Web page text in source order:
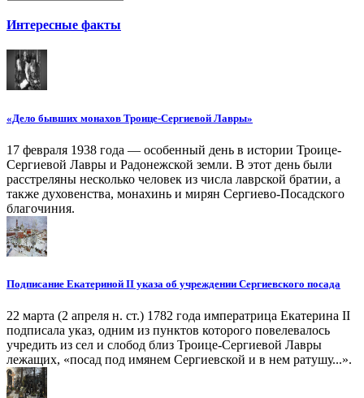
Интересные факты
«Дело бывших монахов Троице-Сергиевой Лавры»
17 февраля 1938 года — особенный день в истории Троице-
Сергиевой Лавры и Радонежской земли. В этот день были
расстреляны несколько человек из числа лаврской братии, а
также духовенства, монахинь и мирян Сергиево-Посадского
благочиния.
Подписание Екатериной II указа об учреждении Сергиевского посада
22 марта (2 апреля н. ст.) 1782 года императрица Екатерина II
подписала указ, одним из пунктов которого повелевалось
учредить из сел и слобод близ Троице-Сергиевой Лавры
лежащих, «посад под имянем Сергиевской и в нем ратушу...».